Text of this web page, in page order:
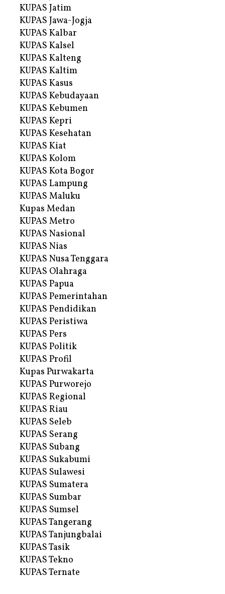
KUPAS Jatim
KUPAS Jawa-Jogja
KUPAS Kalbar
KUPAS Kalsel
KUPAS Kalteng
KUPAS Kaltim
KUPAS Kasus
KUPAS Kebudayaan
KUPAS Kebumen
KUPAS Kepri
KUPAS Kesehatan
KUPAS Kiat
KUPAS Kolom
KUPAS Kota Bogor
KUPAS Lampung
KUPAS Maluku
Kupas Medan
KUPAS Metro
KUPAS Nasional
KUPAS Nias
KUPAS Nusa Tenggara
KUPAS Olahraga
KUPAS Papua
KUPAS Pemerintahan
KUPAS Pendidikan
KUPAS Peristiwa
KUPAS Pers
KUPAS Politik
KUPAS Profil
Kupas Purwakarta
KUPAS Purworejo
KUPAS Regional
KUPAS Riau
KUPAS Seleb
KUPAS Serang
KUPAS Subang
KUPAS Sukabumi
KUPAS Sulawesi
KUPAS Sumatera
KUPAS Sumbar
KUPAS Sumsel
KUPAS Tangerang
KUPAS Tanjungbalai
KUPAS Tasik
KUPAS Tekno
KUPAS Ternate